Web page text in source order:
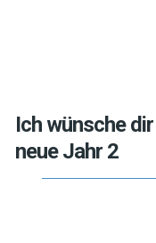
Ich wünsche
neue Jahr 2